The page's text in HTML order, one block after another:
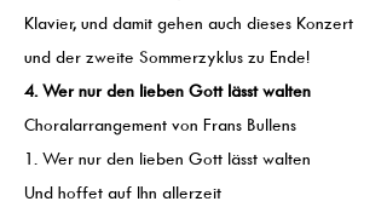
Klavier, und damit gehen auch dieses Konzert
und der zweite Sommerzyklus zu Ende!
4. Wer nur den lieben Gott lässt walten
Choralarrangement von Frans Bullens
1. Wer nur den lieben Gott lässt walten
Und hoffet auf Ihn allerzeit